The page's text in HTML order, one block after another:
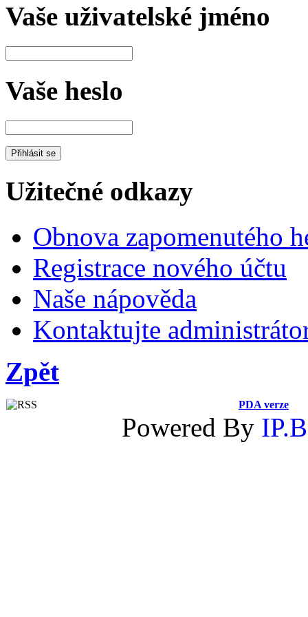
Vaše uživatelské jméno
Vaše heslo
Užitečné odkazy
Obnova zapomenutého
Registrace nového účtu
Naše nápověda
Kontaktujte
Zpět
PDA verze
Powered By